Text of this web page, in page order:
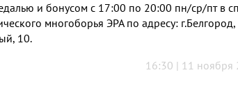
и бонусом с 17:00 по 20:00 пн/ср/пт в
многоборья ЭРА по адресу: г.Белгород,
10.
16:30 | 11 ноября